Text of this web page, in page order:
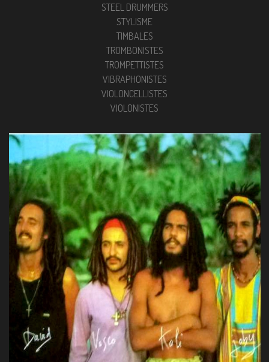
STEEL DRUMMERS
STYLISME
TIMBALES
TROMBONISTES
TROMPETTISTES
VIBRAPHONISTES
VIOLONCELLISTES
VIOLONISTES